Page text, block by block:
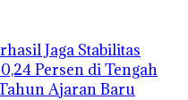
Jaga Stabilitas
Persen di Tengah
Ajaran Baru